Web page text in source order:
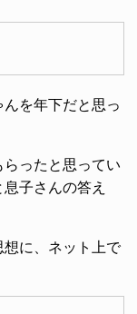
を年下だと思っ
ったと思ってい
子さんの答え
に、ネット上で